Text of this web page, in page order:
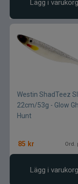
Lägg i
Westin ShadTeez
22cm/53g - Glow
Hunt
85 kr Ord.
Lägg i